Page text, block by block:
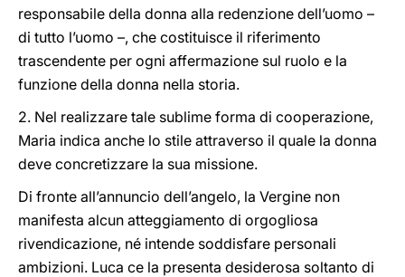
responsabile della donna alla redenzione dell’uomo –
di tutto l’uomo –, che costituisce il riferimento
trascendente per ogni affermazione sul ruolo e la
funzione della donna nella storia.
2. Nel realizzare tale sublime forma di cooperazione,
Maria indica anche lo stile attraverso il quale la donna
deve concretizzare la sua missione.
Di fronte all’annuncio dell’angelo, la Vergine non
manifesta alcun atteggiamento di orgogliosa
rivendicazione, né intende soddisfare personali
ambizioni. Luca ce la presenta desiderosa soltanto di